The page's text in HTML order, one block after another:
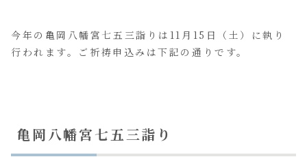
今年の亀岡八幡宮七五三詣りは11月15日（土）に執り
行われます。ご祈祷申込みは下記の通りです。
亀岡八幡宮七五三詣り